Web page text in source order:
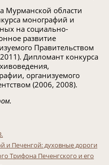
Мурманской области
монографий и
на социально-
развитие
Правительством
Дипломант конкурса
организуемого
(2006, 2008).
и Печенгой: духовные дороги
Трифона Печенгского и его